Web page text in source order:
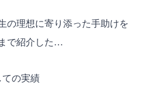
の理想に寄り添った手助けを
で紹介した…
ての実績